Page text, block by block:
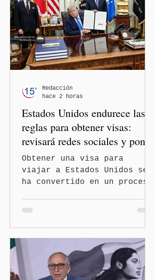
México y Perú. “Es
importante que más allá de
la orientación política de
los gobiernos —porque hay
orientaciones políticas de
los gobiernos, llegan por
— es importante que México
tenga relaciones
diplomáticas con el mu
Estados Unidos endurece las
reglas para obtener visas:
revisará redes sociales y pone
freno al Turismo de
Nacimiento
Obtener una visa para
viajar a Estados Unidos se
ha convertido en un proceso
Estado amplió la revisión
de la presencia digital de
los solicitantes, mientras
Washington busca cerrar el
paso al llamado “turismo de
Redacción
hace 2 horas